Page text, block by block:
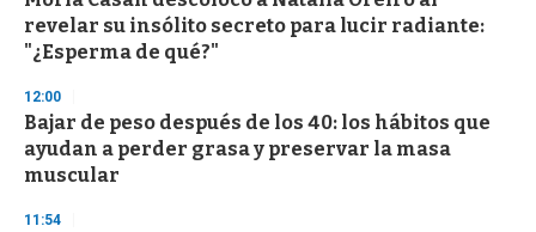
o
f
s
e
c
o
n
revelar su insólito secreto para lucir radiante:
"¿Esperma de qué?"
12:00
Bajar de peso después de los 40: los hábitos que
ayudan a perder grasa y preservar la masa
muscular
11:54